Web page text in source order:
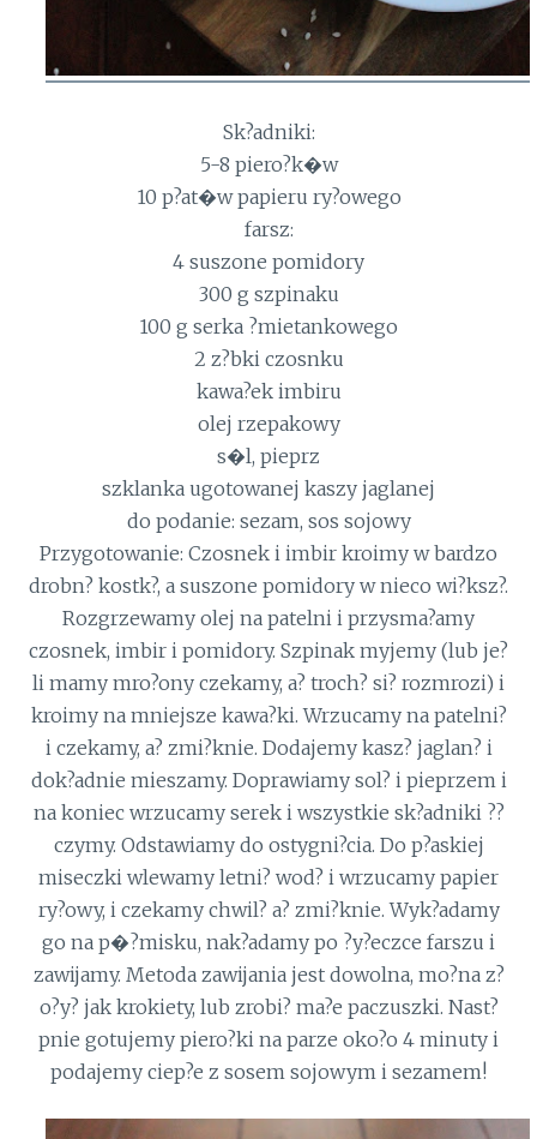
Sk?adniki:
5-8 piero?k�w
10 p?at�w papieru ry?owego
farsz:
4 suszone pomidory
300 g szpinaku
100 g serka ?mietankowego
2 z?bki czosnku
kawa?ek imbiru
olej rzepakowy
s�l, pieprz
szklanka ugotowanej kaszy jaglanej
do podanie: sezam, sos sojowy
Przygotowanie: Czosnek i imbir kroimy w bardzo
drobn? kostk?, a suszone pomidory w nieco wi?ksz?.
Rozgrzewamy olej na patelni i przysma?amy
czosnek, imbir i pomidory. Szpinak myjemy (lub je?
li mamy mro?ony czekamy, a? troch? si? rozmrozi) i
kroimy na mniejsze kawa?ki. Wrzucamy na patelni?
i czekamy, a? zmi?knie. Dodajemy kasz? jaglan? i
dok?adnie mieszamy. Doprawiamy sol? i pieprzem i
na koniec wrzucamy serek i wszystkie sk?adniki ??
czymy. Odstawiamy do ostygni?cia. Do p?askiej
miseczki wlewamy letni? wod? i wrzucamy papier
ry?owy, i czekamy chwil? a? zmi?knie. Wyk?adamy
go na p�?misku, nak?adamy po ?y?eczce farszu i
zawijamy. Metoda zawijania jest dowolna, mo?na z?
o?y? jak krokiety, lub zrobi? ma?e paczuszki. Nast?
pnie gotujemy piero?ki na parze oko?o 4 minuty i
podajemy ciep?e z sosem sojowym i sezamem!